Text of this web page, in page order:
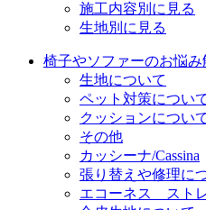
施工内容別に見る
生地別に見る
椅子やソファーのお悩み
生地について
ペット対策につい
クッションについ
その他
カッシーナ/Cassina
張り替えや修理に
エコーネス スト